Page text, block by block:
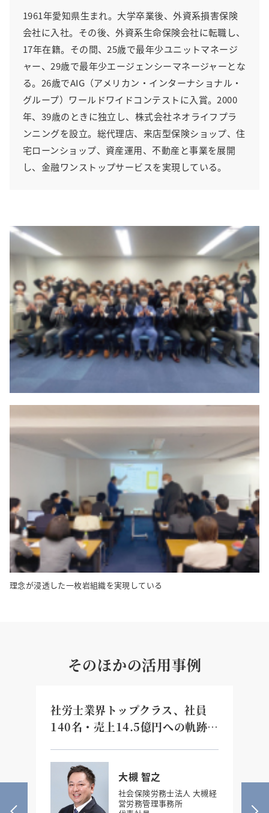
1961年愛知県生まれ。大学卒業後、外資系損害保険
会社に入社。その後、外資系生命保険会社に転職し、
17年在籍。その間、25歳で最年少ユニットマネージ
ャー、29歳で最年少エージェンシーマネージャーとな
る。26歳でAIG（アメリカン・インターナショナル・
グループ）ワールドワイドコンテストに入賞。2000
年、39歳のときに独立し、株式会社ネオライフプラ
ンニングを設立。総代理店、来店型保険ショップ、住
宅ローンショップ、資産運用、不動産と事業を展開
し、金融ワンストップサービスを実現している。
理念が浸透した一枚岩組織を実現している
そのほかの活用事例
社労士業界トップクラス、社員
140名・売上14.5億円への軌跡
目経営者の『真の目的の力』
大槻 智之
社会保険労務士法人 大槻経
営労務管理事務所